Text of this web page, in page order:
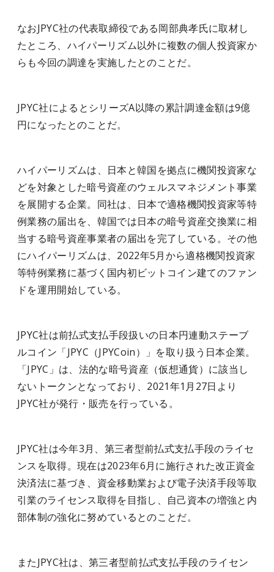
なおJPYC社の代表取締役である岡部典孝氏に取材し
たところ、ハイパーリズム以外に複数の個人投資家か
らも今回の調達を実施したとのことだ。
JPYC社によるとシリーズA以降の累計調達金額は9億
円になったとのことだ。
ハイパーリズムは、日本と韓国を拠点に機関投資家な
どを対象とした暗号資産のウェルスマネジメント事業
を展開する企業。同社は、日本で適格機関投資家等特
例業務の届出を、韓国では日本の暗号資産交換業に相
当する暗号資産事業者の届出を完了している。その他
にハイパーリズムは、2022年5月から適格機関投資家
等特例業務に基づく国内初ビットコイン建てのファン
ドを運用開始している。
JPYC社は前払式支払手段扱いの日本円連動ステーブ
ルコイン「JPYC（JPYCoin）」を取り扱う日本企業。
「JPYC」は、法的な暗号資産（仮想通貨）に該当し
ないトークンとなっており、2021年1月27日より
JPYC社が発行・販売を行っている。
JPYC社は今年3月、第三者型前払式支払手段のライセ
ンスを取得。現在は2023年6月に施行された改正資金
決済法に基づき、資金移動業および電子決済手段等取
引業のライセンス取得を目指し、自己資本の増強と内
部体制の強化に努めているとのことだ。
またJPYC社は、第三者型前払式支払手段のライセン